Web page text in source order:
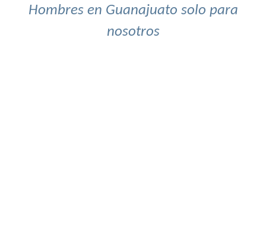
Hombres en Guanajuato solo para
nosotros